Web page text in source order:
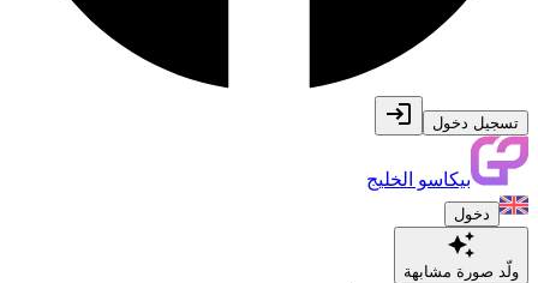
تسجيل دخول
بيكاسو الخليج
دخول
ولّد صورة مشابهة